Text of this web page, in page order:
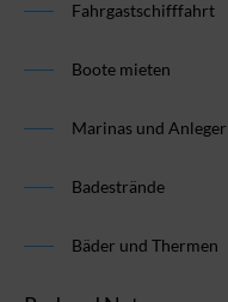
Fahrgastschifffahrt
Boote mieten
Marinas und Anleger
Badestrände
Bäder und Thermen